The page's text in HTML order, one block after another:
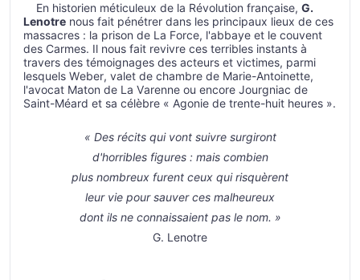
En historien méticuleux de la Révolution française, G.
Lenotre nous fait pénétrer dans les principaux lieux de ces
massacres : la prison de La Force, l'abbaye et le couvent
des Carmes. Il nous fait revivre ces terribles instants à
travers des témoignages des acteurs et victimes, parmi
lesquels Weber, valet de chambre de Marie-Antoinette,
l'avocat Maton de La Varenne ou encore Jourgniac de
Saint-Méard et sa célèbre « Agonie de trente-huit heures ».
« Des récits qui vont suivre surgiront
d'horribles figures : mais combien
plus nombreux furent ceux qui risquèrent
leur vie pour sauver ces malheureux
dont ils ne connaissaient pas le nom. »
G. Lenotre